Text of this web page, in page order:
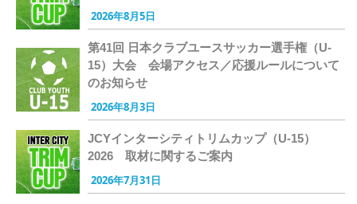
2026年8月5日
第41回 日本クラブユースサッカー選手権（U-
15）大会 会場アクセス／応援ルールについて
のお知らせ
2026年8月3日
JCYインターシティトリムカップ（U-15）
2026 取材に関するご案内
2026年7月31日